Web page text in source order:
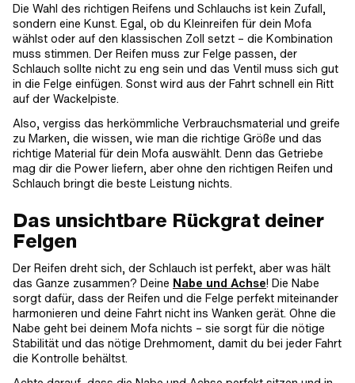
Die Wahl des richtigen Reifens und Schlauchs ist kein Zufall,
sondern eine Kunst. Egal, ob du Kleinreifen für dein Mofa
wählst oder auf den klassischen Zoll setzt – die Kombination
muss stimmen. Der Reifen muss zur Felge passen, der
Schlauch sollte nicht zu eng sein und das Ventil muss sich gut
in die Felge einfügen. Sonst wird aus der Fahrt schnell ein Ritt
auf der Wackelpiste.
Also, vergiss das herkömmliche Verbrauchsmaterial und greife
zu Marken, die wissen, wie man die richtige Größe und das
richtige Material für dein Mofa auswählt. Denn das Getriebe
mag dir die Power liefern, aber ohne den richtigen Reifen und
Schlauch bringt die beste Leistung nichts.
Das unsichtbare Rückgrat deiner
Felgen
Der Reifen dreht sich, der Schlauch ist perfekt, aber was hält
das Ganze zusammen? Deine Nabe und Achse! Die Nabe
sorgt dafür, dass der Reifen und die Felge perfekt miteinander
harmonieren und deine Fahrt nicht ins Wanken gerät. Ohne die
Nabe geht bei deinem Mofa nichts – sie sorgt für die nötige
Stabilität und das nötige Drehmoment, damit du bei jeder Fahrt
die Kontrolle behältst.